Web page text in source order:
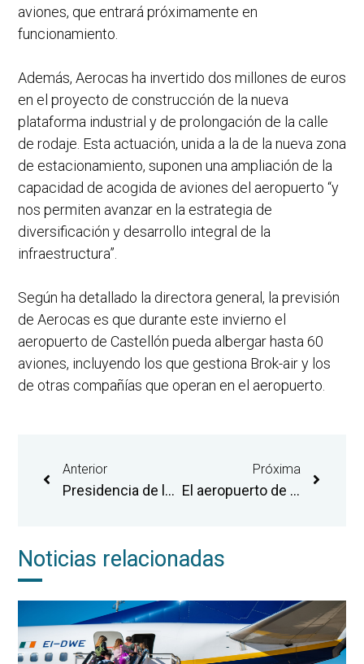
aviones, que entrará próximamente en
funcionamiento.
Además, Aerocas ha invertido dos millones de euros
en el proyecto de construcción de la nueva
plataforma industrial y de prolongación de la calle
de rodaje. Esta actuación, unida a la de la nueva zona
de estacionamiento, suponen una ampliación de la
capacidad de acogida de aviones del aeropuerto “y
nos permiten avanzar en la estrategia de
diversificación y desarrollo integral de la
infraestructura”.
Según ha detallado la directora general, la previsión
de Aerocas es que durante este invierno el
aeropuerto de Castellón pueda albergar hasta 60
aviones, incluyendo los que gestiona Brok-air y los
de otras compañías que operan en el aeropuerto.
Anterior
Presidencia de la Generalitat crea un grupo de trabajo con la UJI, Aerocas y PortCastelló para impulsar la reactivación económica y social en Castellón
Próxima
El aeropuerto de Castellón participa en World Routes con el objetivo de fomentar el relanzamiento de la actividad comercial
Noticias relacionadas